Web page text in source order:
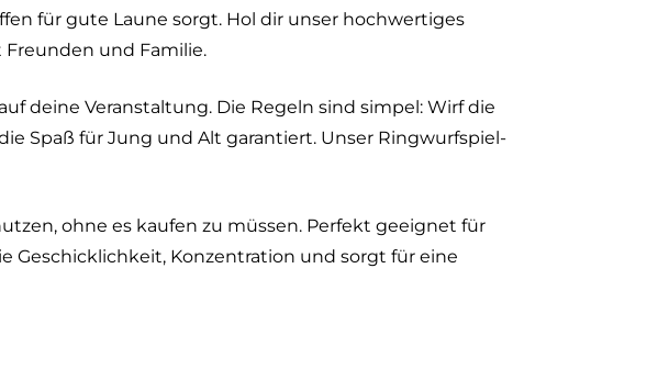
für gute Laune sorgt. Hol dir unser hochwertiges
und Familie.
deine Veranstaltung. Die Regeln sind simpel: Wirf die
Spaß für Jung und Alt garantiert. Unser Ringwurfspiel-
ohne es kaufen zu müssen. Perfekt geeignet für
Geschicklichkeit, Konzentration und sorgt für eine